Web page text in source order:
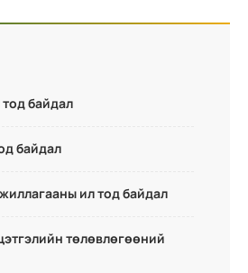
байдал
байдал
ил тод байдал
төлөвлөгөөний